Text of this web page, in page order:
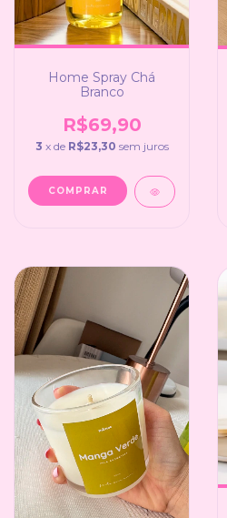
Home Spray Chá
Branco
R$69,90
3 x de R$23,30 sem juros